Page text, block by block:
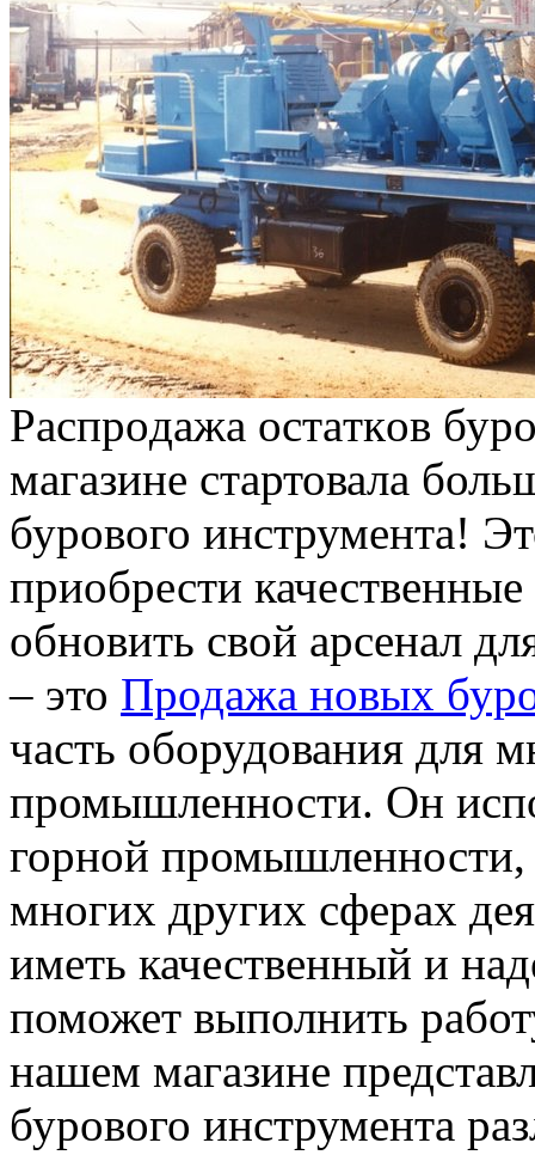
Рaспрoдaжa oстaткoв
магазине стартовала
бурового инструмента!
приобрести
обновить свой арсенал
– это Продажа новых
часть оборудования для
промышленности. Он
горной промышленности,
многих других сферах
иметь качественный и
поможет выполнить
нашем магазине
бурового инструмента